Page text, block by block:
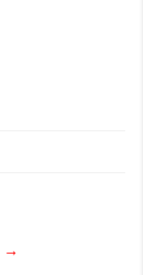
→